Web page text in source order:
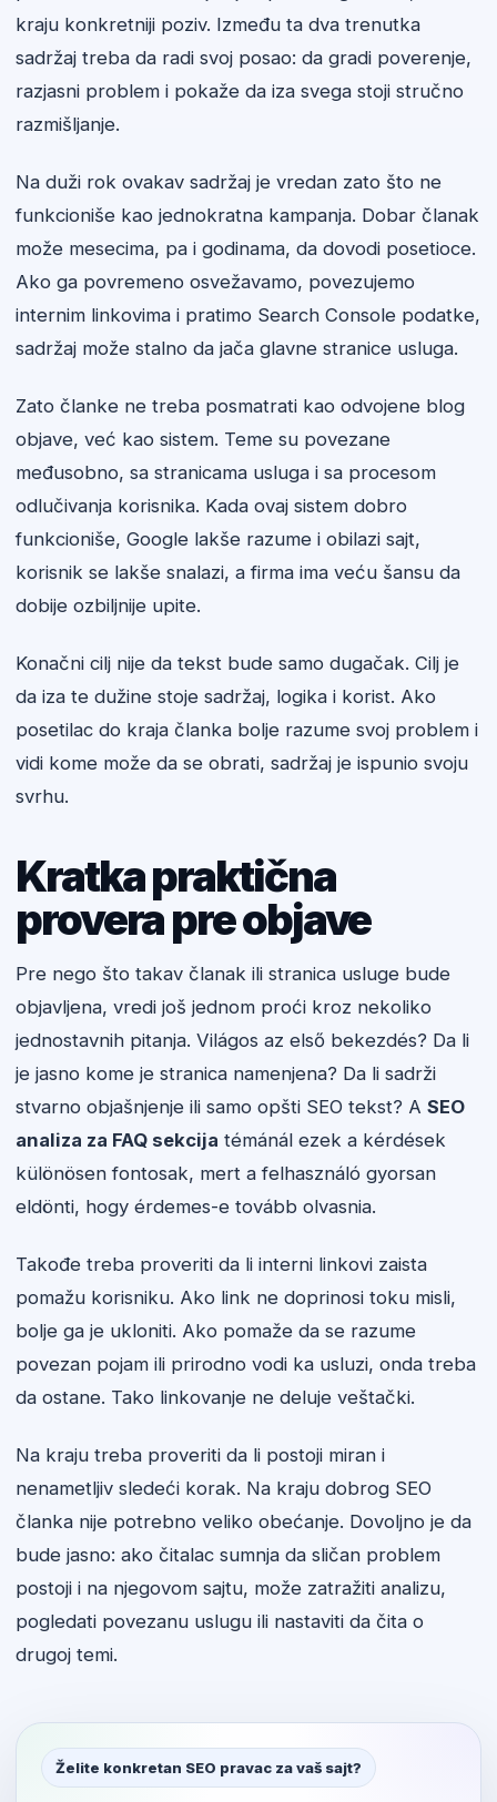
kraju konkretniji poziv. Između ta dva trenutka
sadržaj treba da radi svoj posao: da gradi poverenje,
razjasni problem i pokaže da iza svega stoji stručno
razmišljanje.
Na duži rok ovakav sadržaj je vredan zato što ne
funkcioniše kao jednokratna kampanja. Dobar članak
može mesecima, pa i godinama, da dovodi posetioce.
Ako ga povremeno osvežavamo, povezujemo
internim linkovima i pratimo Search Console podatke,
sadržaj može stalno da jača glavne stranice usluga.
Zato članke ne treba posmatrati kao odvojene blog
objave, već kao sistem. Teme su povezane
međusobno, sa stranicama usluga i sa procesom
odlučivanja korisnika. Kada ovaj sistem dobro
funkcioniše, Google lakše razume i obilazi sajt,
korisnik se lakše snalazi, a firma ima veću šansu da
dobije ozbiljnije upite.
Konačni cilj nije da tekst bude samo dugačak. Cilj je
da iza te dužine stoje sadržaj, logika i korist. Ako
posetilac do kraja članka bolje razume svoj problem i
vidi kome može da se obrati, sadržaj je ispunio svoju
svrhu.
Kratka praktična
provera pre objave
Pre nego što takav članak ili stranica usluge bude
objavljena, vredi još jednom proći kroz nekoliko
jednostavnih pitanja. Világos az első bekezdés? Da li
je jasno kome je stranica namenjena? Da li sadrži
stvarno objašnjenje ili samo opšti SEO tekst? A SEO
analiza za FAQ sekcija témánál ezek a kérdések
különösen fontosak, mert a felhasználó gyorsan
eldönti, hogy érdemes-e tovább olvasnia.
Takođe treba proveriti da li interni linkovi zaista
pomažu korisniku. Ako link ne doprinosi toku misli,
bolje ga je ukloniti. Ako pomaže da se razume
povezan pojam ili prirodno vodi ka usluzi, onda treba
da ostane. Tako linkovanje ne deluje veštački.
Na kraju treba proveriti da li postoji miran i
nenametljiv sledeći korak. Na kraju dobrog SEO
članka nije potrebno veliko obećanje. Dovoljno je da
bude jasno: ako čitalac sumnja da sličan problem
postoji i na njegovom sajtu, može zatražiti analizu,
pogledati povezanu uslugu ili nastaviti da čita o
drugoj temi.
Želite konkretan SEO pravac za vaš sajt?